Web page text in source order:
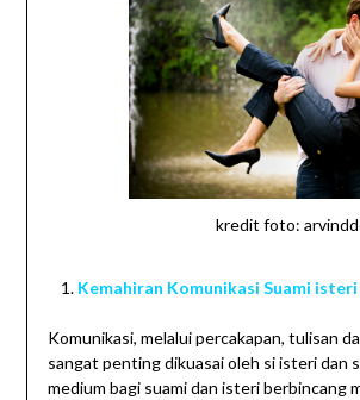
kredit foto:
Kemahiran Komunikasi Suami isteri
Komunikasi, melalui percakapan, tulisan
sangat penting dikuasai oleh si isteri dan
medium bagi suami dan isteri berbincang